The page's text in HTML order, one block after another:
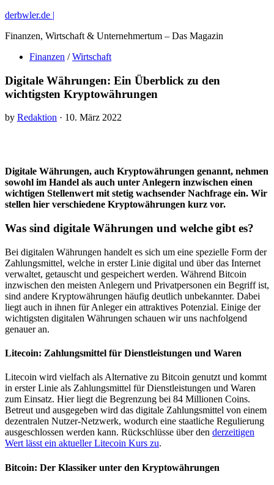
derbwler.de |
Finanzen, Wirtschaft & Unternehmertum – Das Magazin
Finanzen / Wirtschaft
Digitale Währungen: Ein Überblick zu den
wichtigsten Kryptowährungen
by Redaktion · 10. März 2022
Digitale Währungen, auch Kryptowährungen genannt, nehmen
sowohl im Handel als auch unter Anlegern inzwischen einen
wichtigen Stellenwert mit stetig wachsender Nachfrage ein. Wir
stellen hier verschiedene Kryptowährungen kurz vor.
Was sind digitale Währungen und welche gibt es?
Bei digitalen Währungen handelt es sich um eine spezielle Form der
Zahlungsmittel, welche in erster Linie digital und über das Internet
verwaltet, getauscht und gespeichert werden. Während Bitcoin
inzwischen den meisten Anlegern und Privatpersonen ein Begriff ist,
sind andere Kryptowährungen häufig deutlich unbekannter. Dabei
liegt auch in ihnen für Anleger ein attraktives Potenzial. Einige der
wichtigsten digitalen Währungen schauen wir uns nachfolgend
genauer an.
Litecoin: Zahlungsmittel für Dienstleistungen und Waren
Litecoin wird vielfach als Alternative zu Bitcoin genutzt und kommt
in erster Linie als Zahlungsmittel für Dienstleistungen und Waren
zum Einsatz. Hier liegt die Begrenzung bei 84 Millionen Coins.
Betreut und ausgegeben wird das digitale Zahlungsmittel von einem
dezentralen Nutzer-Netzwerk, wodurch eine staatliche Regulierung
ausgeschlossen werden kann. Rückschlüsse über den derzeitigen
Wert lässt ein aktueller Litecoin Kurs zu.
Bitcoin: Der Klassiker unter den Kryptowährungen